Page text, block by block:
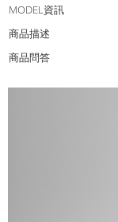
MODEL資訊
商品描述
商品問答